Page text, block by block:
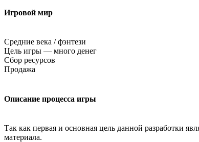
Игровой мир
Средние века / фэнтези
Цель игры — много денег
Сбор ресурсов
Продажа
Описание процесса игры
Так как первая и основная цель данной разработки
материала.